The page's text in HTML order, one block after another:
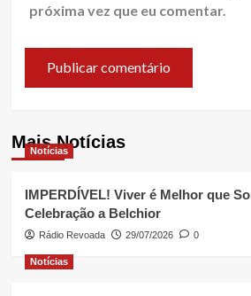
próxima vez que eu comentar.
Mais Notícias
Notícias
IMPERDÍVEL! Viver é Melhor que
Celebração a Belchior
Rádio Revoada 29/07/2026 0
Notícias